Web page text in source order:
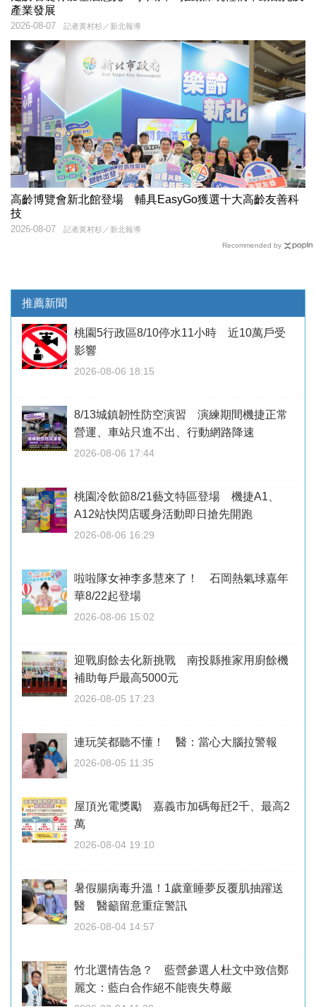
產業發展
記者黃村杉／新北報導
2026-08-07
高齡博覽會新北館登場 輔具EasyGo獲選十大高齡友善科
技
記者黃村杉／新北報導
2026-08-07
Recommended by
推薦新聞
桃園5行政區8/10停水11小時 近10萬戶受
影響
2026-08-06 18:15
8/13城鎮韌性防空演習 演練期間機捷正常
營運、車站只進不出、行動網路降速
2026-08-06 17:44
桃園冷飲節8/21藝文特區登場 機捷A1、
A12站快閃店暖身活動即日搶先開跑
2026-08-06 16:29
啦啦隊女神李多慧來了！ 石岡熱氣球嘉年
華8/22起登場
2026-08-06 15:02
迎戰廚餘去化新挑戰 南投縣推家用廚餘機
補助每戶最高5000元
2026-08-05 17:23
連玩笑都聽不懂！ 醫：當心大腦拉警報
2026-08-05 11:35
屋頂光電獎勵 嘉義市加碼每瓩2千、最高2
萬
2026-08-04 19:10
暑假腸病毒升溫！1歲童睡夢反覆肌抽躍送
醫 醫籲留意重症警訊
2026-08-04 14:57
竹北選情告急？ 藍營參選人杜文中致信鄭
麗文：藍白合作絕不能喪失尊嚴